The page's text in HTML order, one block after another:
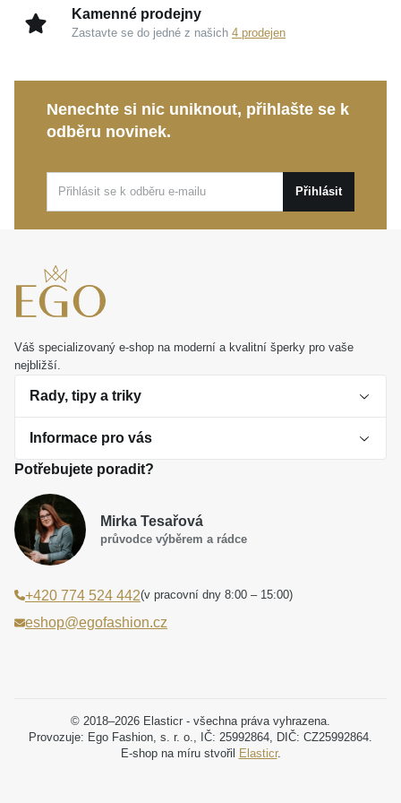
Lesklá povrchová úprava:Precizní leštění
Velikost 56: Pečlivě navržená proporce pro velmi
pohodlné a příjemné nošení.
představuje ideální volbu pro denní nošení i
slavnostní příležitosti. Je to také překrásný a osobní
dárek, který dokáže zachytit jedinečné emoce a bude
Kamenné prodejny
Zastavte se do jedné z našich 4 prodejen
Nenechte si nic uniknout, přihlašte se k
odběru novinek.
Přihlásit
Váš specializovaný e-shop na moderní a kvalitní šperky pro vaše
nejbližší.
Rady, tipy a triky
O perlách
Jak vybrat perlový šperk
Dárková inspirace
Smaltované a korálkové šperky jako trend
Laboratorní diamanty jsou budoucnost
Jak správně pečovat o šperky
Informace pro vás
Obchodní podmínky
Reklamační řád
Poučení o právu na odstoupení od smlouvy
Podmínky slev a akčních nabídek
Projekt registrace ochranné známky
Potřebujete poradit?
Mirka Tesařová
průvodce výběrem a rádce
+420 774 524 442(v pracovní dny 8:00 – 15:00)
eshop@egofashion.cz
© 2018–2026 Elasticr - všechna práva vyhrazena.
Provozuje: Ego Fashion, s. r. o., IČ: 25992864, DIČ: CZ25992864.
E-shop na míru stvořil
Elasticr.